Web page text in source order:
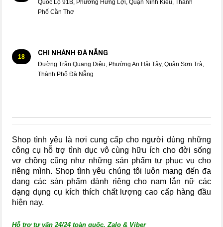
Quốc Lộ 91B, Phường Hưng Lợi, Quận Ninh Kiều, Thành
Phố Cần Thơ
18 CHI NHÁNH ĐÀ NẴNG
Đường Trần Quang Diệu, Phường An Hải Tây, Quận Sơn Trà,
Thành Phố Đà Nẵng
Shop tình yêu là nơi cung cấp cho người dùng những
công cụ hỗ trợ tình dục vô cùng hữu ích cho đời sống
vợ chồng cũng như những sản phẩm tự phục vụ cho
riêng mình. Shop tình yêu chúng tôi luôn mang đến đa
dạng các sản phẩm dành riêng cho nam lẫn nữ các
dạng dụng cụ kích thích chất lượng cao cấp hàng đầu
hiện nay.
Hỗ trợ tư vấn 24/24 toàn quốc. Zalo & Viber